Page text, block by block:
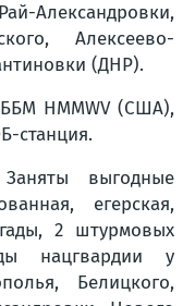
Александровки,
Алексеево-
(ДНР).
HMMWV (США),
станция.
выгодные
егерская,
2 штурмовых
нацгвардии у
Белицкого,